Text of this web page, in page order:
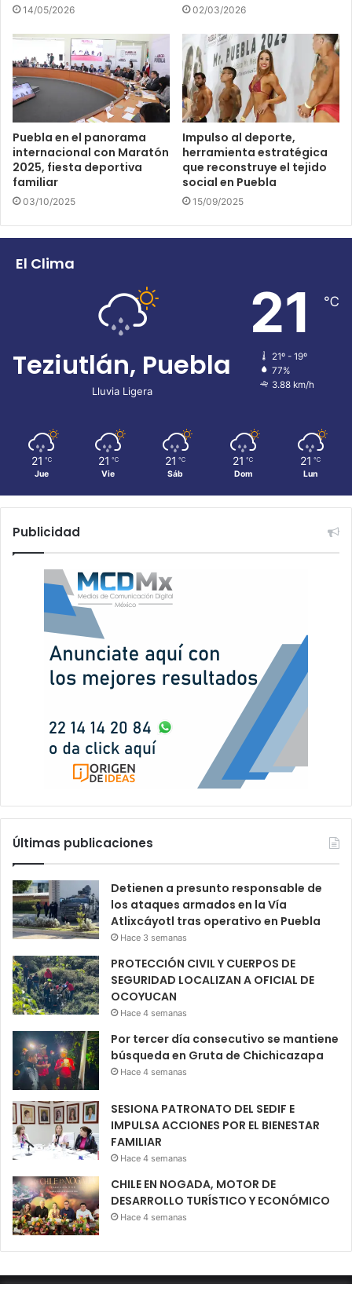
14/05/2026 02/03/2026
Puebla en el panorama
internacional con Maratón
2025, fiesta deportiva
familiar
03/10/2025
Impulso al deporte,
herramienta estratégica
que reconstruye el tejido
social en Puebla
15/09/2025
El Clima
Teziutlán, Puebla
Lluvia Ligera
21 ℃
21º - 19º
77%
3.88 km/h
21 ℃
Jue
21 ℃
Vie
21 ℃
Sáb
21 ℃
Dom
21 ℃
Lun
Publicidad
Últimas publicaciones
Detienen a presunto responsable de
los ataques armados en la Vía
Atlixcáyotl tras operativo en Puebla
Hace 3 semanas
PROTECCIÓN CIVIL Y CUERPOS DE
SEGURIDAD LOCALIZAN A OFICIAL DE
OCOYUCAN
Hace 4 semanas
Por tercer día consecutivo se mantiene
búsqueda en Gruta de Chichicazapa
Hace 4 semanas
SESIONA PATRONATO DEL SEDIF E
IMPULSA ACCIONES POR EL BIENESTAR
FAMILIAR
Hace 4 semanas
CHILE EN NOGADA, MOTOR DE
DESARROLLO TURÍSTICO Y ECONÓMICO
Hace 4 semanas